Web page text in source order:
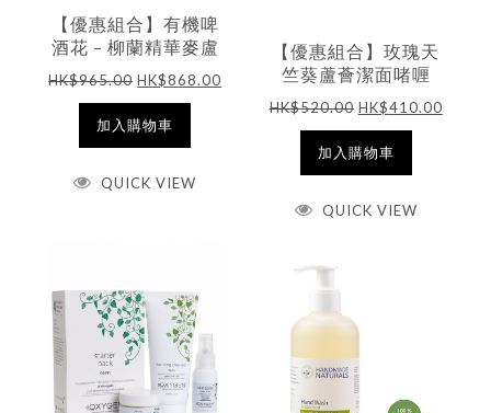
【優惠組合】有機啤
酒花 – 柳蘭精華麥盧
卡蜂蜜高效祛痘啫喱
& 暗瘡護理 (價值
$965)
HK$965.00 HK$868.00
加入購物車
QUICK VIEW
【優惠組合】玫瑰天
竺葵蘆薈潔面啫喱
300ml & Bliss 甜杏
葡萄籽面霜 50ml
HK$520.00 HK$410.00
加入購物車
QUICK VIEW